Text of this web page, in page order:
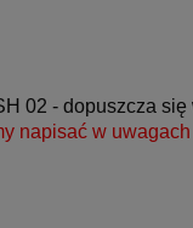
02 - dopuszcza się
napisać w